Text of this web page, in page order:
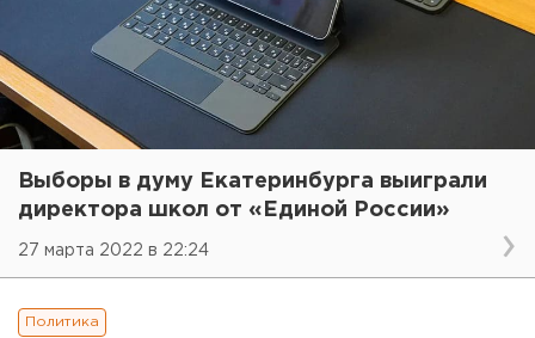
Выборы в думу Екатеринбурга выиграли
директора школ от «Единой России»
27 марта 2022 в 22:24
Политика